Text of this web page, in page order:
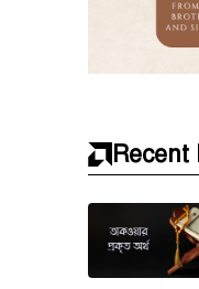
Recent